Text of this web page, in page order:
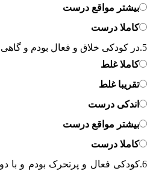
بیشتر مواقع درست
کاملا درست
5. در کودکی خلاق و فعال بودم و
کاملا غلط
تقریبا غلط
اندکی درست
بیشتر مواقع درست
کاملا درست
6. کودکی فعال و پرتحرک بودم و با